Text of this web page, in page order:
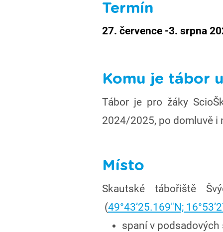
Termín
27. července -3. srpna
Komu je tábor
Tábor je pro žáky
2024/2025, po domluvě i
Místo
Skautské tábořiště
(49°43’25.169″N;
spaní v podsadových